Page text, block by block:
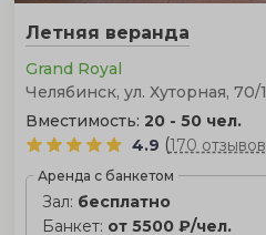
Летняя веранда
Grand Royal
Челябинск, ул. Хуторная, 70/1
Вместимость: 20 - 50 чел.
4.9 (170 отзывов
Аренда с банкетом
Зал: бесплатно
Банкет: от 5500 ₽/чел.